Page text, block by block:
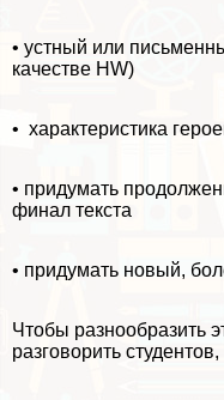
• устный или
качестве HW)
• хаpaктеристика
• придумать
финал текста
• придумать новый,
Чтобы разнообразить
разговорить